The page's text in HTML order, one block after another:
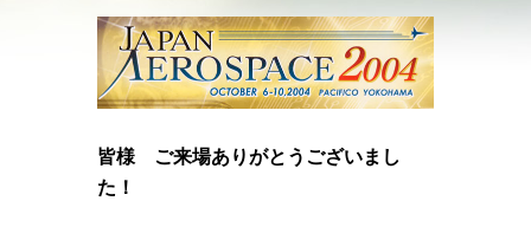
皆様 ご来場ありがとうございまし
た！